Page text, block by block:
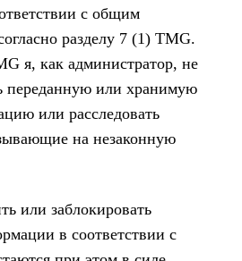
с общим
разделу 7 (1) TMG.
я, как администратор, не
переданную или хранимую
или расследовать
на незаконную
или заблокировать
в соответствии с